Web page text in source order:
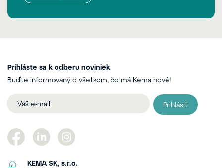
Prihláste sa k odberu noviniek
Buďte informovaný o všetkom, čo má Kema nové!
Prihlásiť
KEMA SK, s.r.o.